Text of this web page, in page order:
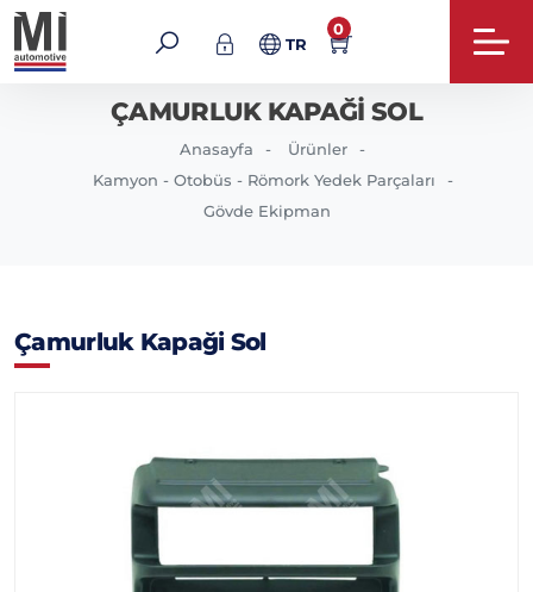
TR
0
ÇAMURLUK KAPAĞI SOL
Anasayfa
Ürünler
Kamyon - Otobüs - Römork Yedek Parçaları
Gövde Ekipman
Çamurluk Kapaği Sol